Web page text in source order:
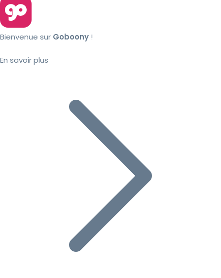
Bienvenue sur Goboony !
En savoir plus